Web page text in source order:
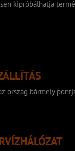
kipróbálhatja
ország bármely